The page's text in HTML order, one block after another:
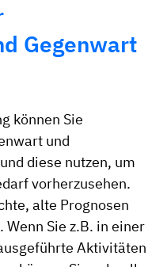
Gegenwart
können Sie
und
diese nutzen, um
vorherzusehen.
alte Prognosen
Sie z.B. in einer
Aktivitäten